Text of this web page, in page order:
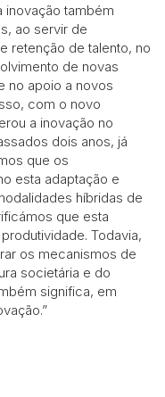
inovação também
ao servir de
retenção de talento, no
de novas
no apoio a novos
com o novo
a inovação no
dois anos, já
que os
esta adaptação e
híbridas de
que esta
Todavia,
os mecanismos de
societária e do
significa, em